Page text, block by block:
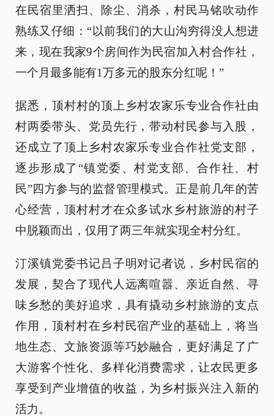
在民宿里洒扫、除尘、消杀，村民马铭吹动作
熟练又仔细：“以前我们的大山沟穷得没人想进
来，现在我家9个房间作为民宿加入村合作社，
一个月最多能有1万多元的股东分红呢！”
据悉，顶村村的顶上乡村农家乐专业合作社由
村两委带头、党员先行，带动村民参与入股，
还成立了顶上乡村农家乐专业合作社党支部，
逐步形成了“镇党委、村党支部、合作社、村
民”四方参与的监督管理模式。正是前几年的苦
心经营，顶村村才在众多试水乡村旅游的村子
中脱颖而出，仅用了两三年就实现全村分红。
汀溪镇党委书记吕子明对记者说，乡村民宿的
发展，契合了现代人远离喧嚣、亲近自然、寻
味乡愁的美好追求，具有撬动乡村旅游的支点
作用，顶村村在乡村民宿产业的基础上，将当
地生态、文旅资源等巧妙融合，更好满足了广
大游客个性化、多样化消费需求，让农民更多
享受到产业增值的收益，为乡村振兴注入新的
活力。